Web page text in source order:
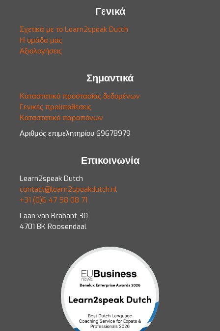
Γενικά
Σχετικά με το Learn2speak Dutch
Η ομάδα μας
Αξιολογήσεις
Σημαντικά
Καταστατικό προστασίας δεδομένων
Γενικές προϋποθέσεις
Καταστατικό παραπόνων
Αριθμός επιμελητηρίου 69678979
Επικοινωνία
Learn2speak Dutch
contact@learn2speakdutch.nl
+31 (0)6 47 58 08 71
Laan van Brabant 30
4701 BK Roosendaal